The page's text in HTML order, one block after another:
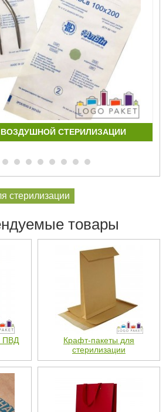
СТЕРИЛИЗАЦИИ
стерилизации
товары
ПВД
Крафт-пакеты для
стерилизации